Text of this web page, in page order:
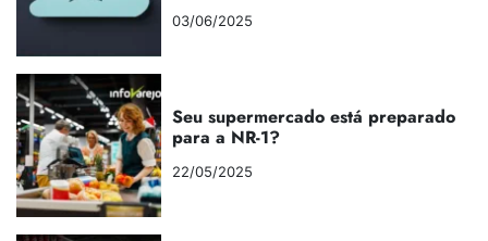
03/06/2025
Seu supermercado está preparado
para a NR-1?
22/05/2025